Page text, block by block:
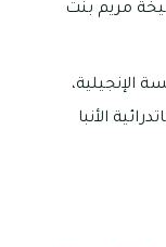
مريم بنت
الإنجيلية،
الأنبا